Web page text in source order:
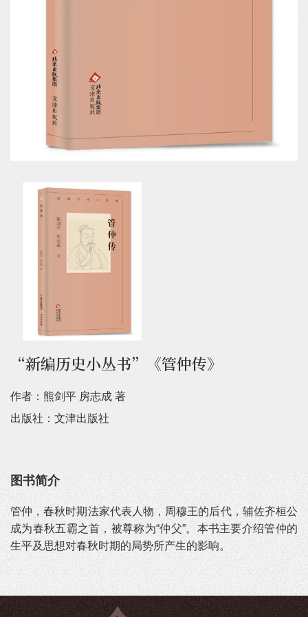
“新编历史小丛书”《管仲传》
作者：熊剑平 房志成 著
出版社：文津出版社
图书简介
管仲，春秋时期法家代表人物，周穆王的后代，辅佐齐桓公
成为春秋五霸之首，被尊称为“仲父”。本书主要介绍管仲的
生平及思想对春秋时期的局势所产生的影响。